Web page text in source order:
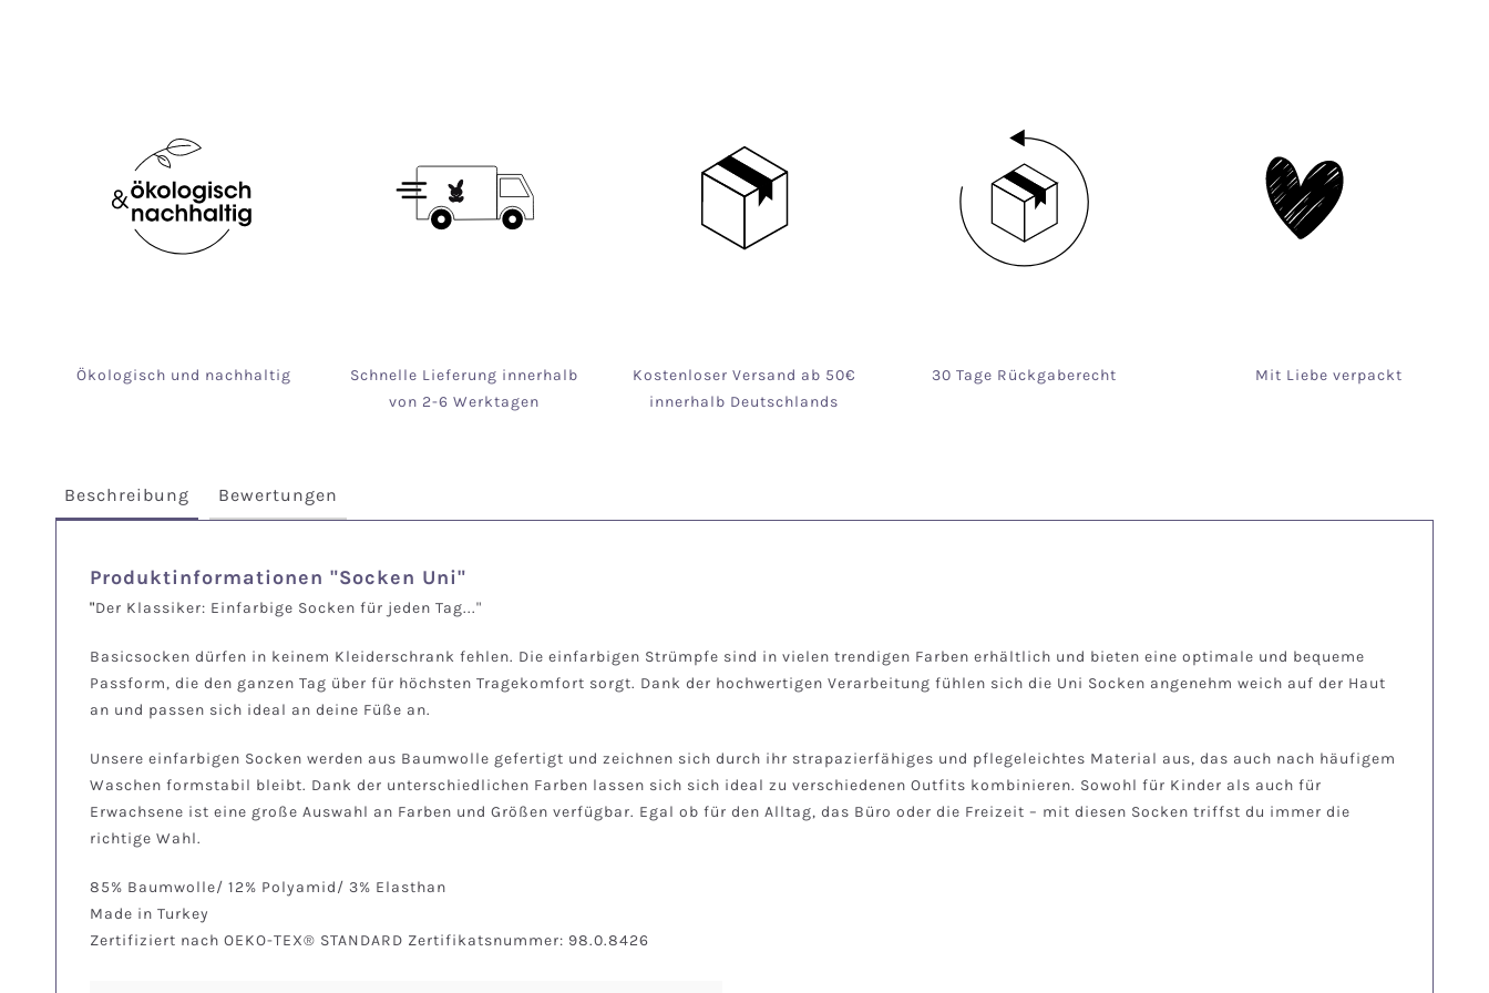
Ökologisch und nachhaltig
Schnelle Lieferung innerhalb
von 2-6 Werktagen
Kostenloser Versand ab 50€
innerhalb Deutschlands
30 Tage Rückgaberecht Mit Liebe verpackt
Beschreibung Bewertungen
Produktinformationen "Socken Uni"
"Der Klassiker: Einfarbige Socken für jeden Tag..."
Basicsocken dürfen in keinem Kleiderschrank fehlen. Die einfarbigen Strümpfe sind in vielen trendigen Farben erhältlich und bieten eine optimale und bequeme
Passform, die den ganzen Tag über für höchsten Tragekomfort sorgt. Dank der hochwertigen Verarbeitung fühlen sich die Uni Socken angenehm weich auf der Haut
an und passen sich ideal an deine Füße an.
Unsere einfarbigen Socken werden aus Baumwolle gefertigt und zeichnen sich durch ihr strapazierfähiges und pflegeleichtes Material aus, das auch nach häufigem
Waschen formstabil bleibt. Dank der unterschiedlichen Farben lassen sich sich ideal zu verschiedenen Outfits kombinieren. Sowohl für Kinder als auch für
Erwachsene ist eine große Auswahl an Farben und Größen verfügbar. Egal ob für den Alltag, das Büro oder die Freizeit – mit diesen Socken triffst du immer die
richtige Wahl.
85% Baumwolle/ 12% Polyamid/ 3% Elasthan
Made in Turkey
Zertifiziert nach OEKO-TEX® STANDARD Zertifikatsnummer: 98.0.8426